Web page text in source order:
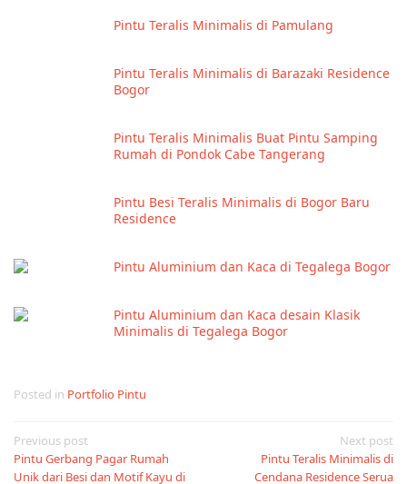
Pintu Teralis Minimalis di Pamulang
Pintu Teralis Minimalis di Barazaki Residence
Bogor
Pintu Teralis Minimalis Buat Pintu Samping
Rumah di Pondok Cabe Tangerang
Pintu Besi Teralis Minimalis di Bogor Baru
Residence
Pintu Aluminium dan Kaca di Tegalega Bogor
Pintu Aluminium dan Kaca desain Klasik
Minimalis di Tegalega Bogor
Posted in Portfolio Pintu
Post
navigation
Previous post
Pintu Gerbang Pagar Rumah
Unik dari Besi dan Motif Kayu di
Next post
Pintu Teralis Minimalis di
Cendana Residence Serua